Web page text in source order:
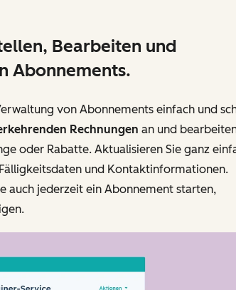
Bearbeiten und
Abonnements.
von Abonnements einfach und
Rechnungen an und
oder Rabatte. Aktualisieren Sie ganz
und Kontaktinformationen.
auch jederzeit ein Abonnement starten,